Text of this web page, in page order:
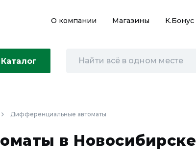
О компании Магазины К.Бонус
Каталог
Дифференциальные автоматы
в Новосибирске